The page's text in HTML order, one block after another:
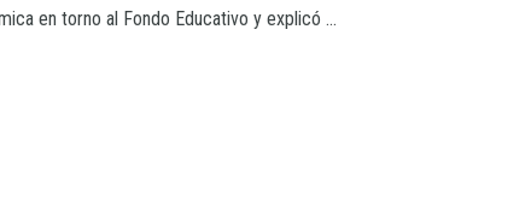
en torno al Fondo Educativo y explicó ...